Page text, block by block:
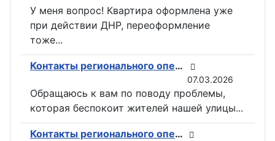
У меня вопрос! Квартира оформлена уже
при действии ДНР, переоформление
тоже...
Контакты регионального оператора по вывозу ТКО ГУП «ДОНСНАБКОМПЛЕКТ» в Горловке
07.03.2026
Обращаюсь к вам по поводу проблемы,
которая беспокоит жителей нашей улицы...
Контакты регионального оператора по вывозу ТКО ГУП «ДОНСНАБКОМПЛЕКТ» в Горловке